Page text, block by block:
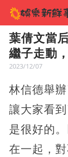
葉倩文當
繼子走動
2023/12/07
林信德舉
讓大家看
是很好的
在一起，